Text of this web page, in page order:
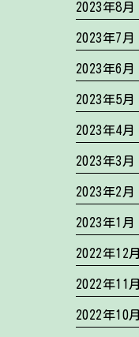
2023年8月
2023年7月
2023年6月
2023年5月
2023年4月
2023年3月
2023年2月
2023年1月
2022年12月
2022年11月
2022年10月